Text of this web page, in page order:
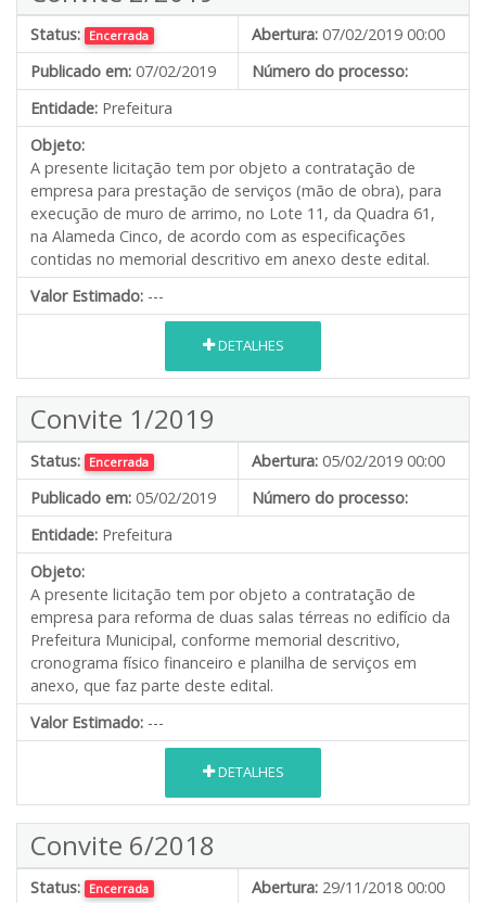
Status: Encerrada Abertura: 07/02/2019 00:00
Publicado em: 07/02/2019
Número do processo:
Entidade: Prefeitura
Objeto:
A presente licitação tem por objeto a contratação de
empresa para prestação de serviços (mão de obra), para
execução de muro de arrimo, no Lote 11, da Quadra 61,
na Alameda Cinco, de acordo com as especificações
contidas no memorial descritivo em anexo deste edital.
Valor Estimado: ---
DETALHES
Convite 1/2019
Status: Encerrada Abertura: 05/02/2019 00:00
Publicado em: 05/02/2019
Número do processo:
Entidade: Prefeitura
Objeto:
A presente licitação tem por objeto a contratação de
empresa para reforma de duas salas térreas no edifício da
Prefeitura Municipal, conforme memorial descritivo,
cronograma físico financeiro e planilha de serviços em
anexo, que faz parte deste edital.
Valor Estimado: ---
DETALHES
Convite 6/2018
Status: Encerrada Abertura: 29/11/2018 00:00